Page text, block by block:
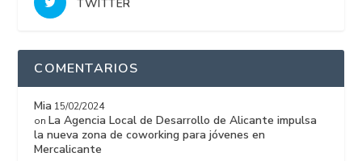
TWITTER
COMENTARIOS
Mia 15/02/2024
on La Agencia Local de Desarrollo de Alicante impulsa
la nueva zona de coworking para jóvenes en
Mercalicante